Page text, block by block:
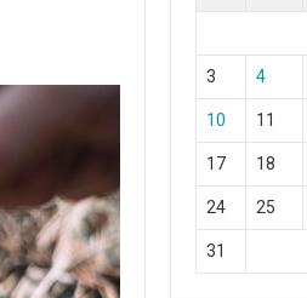
3 4
10 11
17 18
24 25
31